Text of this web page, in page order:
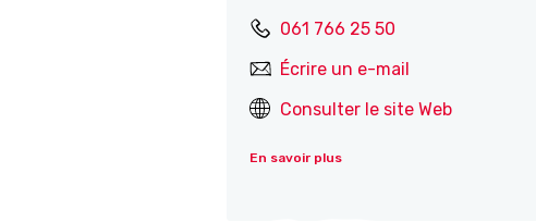
061 766 25 50
Écrire un e-mail
Consulter le site Web
En savoir plus